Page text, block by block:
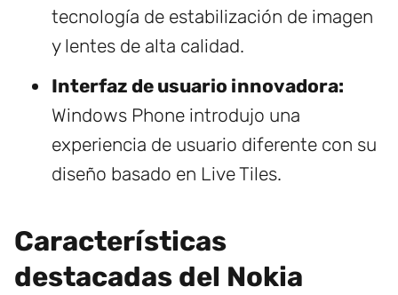
tecnología de estabilización de imagen
y lentes de alta calidad.
Interfaz de usuario innovadora:
Windows Phone introdujo una
experiencia de usuario diferente con su
diseño basado en Live Tiles.
Características
destacadas del Nokia